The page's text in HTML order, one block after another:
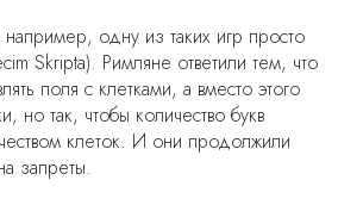
одну из таких игр просто
Skripta). Римляне ответили тем, что
поля с клетками, а вместо этого
но так, чтобы количество букв
клеток. И они продолжили
запреты.